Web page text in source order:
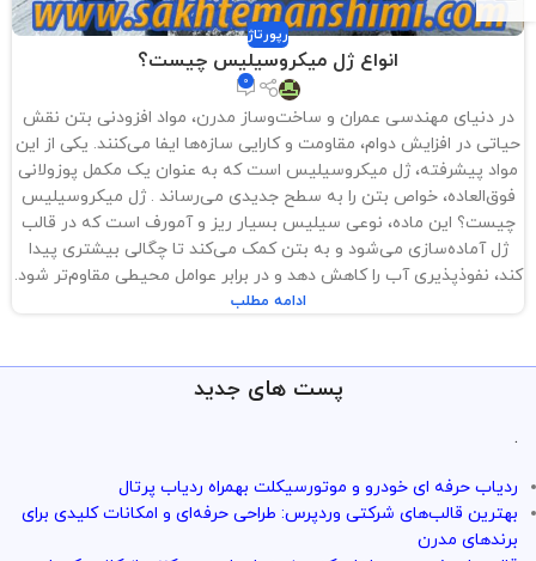
رپورتاژ
انواع ژل میکروسیلیس چیست؟
0
در دنیای مهندسی عمران و ساخت‌وساز مدرن، مواد افزودنی بتن نقش
حیاتی در افزایش دوام، مقاومت و کارایی سازه‌ها ایفا می‌کنند. یکی از این
مواد پیشرفته، ژل میکروسیلیس است که به عنوان یک مکمل پوزولانی
فوق‌العاده، خواص بتن را به سطح جدیدی می‌رساند . ژل میکروسیلیس
چیست؟ این ماده، نوعی سیلیس بسیار ریز و آمورف است که در قالب
ژل آماده‌سازی می‌شود و به بتن کمک می‌کند تا چگالی بیشتری پیدا
کند، نفوذپذیری آب را کاهش دهد و در برابر عوامل محیطی مقاوم‌تر شود.
ادامه مطلب
پست های جدید
.
ردیاب حرفه ای خودرو و موتورسیکلت بهمراه ردیاب پرتال
بهترین قالب‌های شرکتی وردپرس: طراحی حرفه‌ای و امکانات کلیدی برای
برندهای مدرن